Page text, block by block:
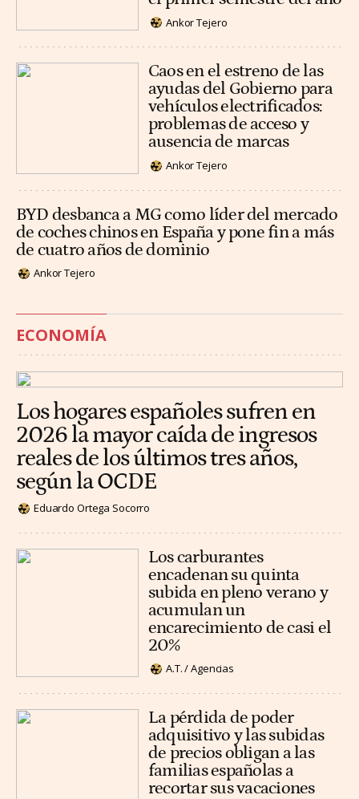
Ankor Tejero
Caos en el estreno de las
ayudas del Gobierno para
vehículos electrificados:
problemas de acceso y
ausencia de marcas
Ankor Tejero
BYD desbanca a MG como líder del mercado
de coches chinos en España y pone fin a más
de cuatro años de dominio
Ankor Tejero
ECONOMÍA
Los hogares españoles sufren en
2026 la mayor caída de ingresos
reales de los últimos tres años,
según la OCDE
Eduardo Ortega Socorro
Los carburantes
encadenan su quinta
subida en pleno verano y
acumulan un
encarecimiento de casi el
20%
A.T. / Agencias
La pérdida de poder
adquisitivo y las subidas
de precios obligan a las
familias españolas a
recortar sus vacaciones